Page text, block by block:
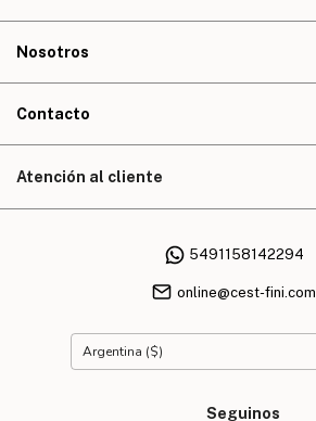
Nosotros
Contacto
Atención al cliente
5491158142294
online@cest-fini.com
Seguinos